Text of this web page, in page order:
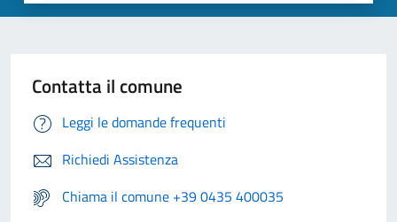
Contatta il comune
Leggi le domande frequenti
Richiedi Assistenza
Chiama il comune +39 0435 400035